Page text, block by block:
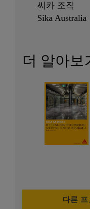
씨카 조직
Sika Australia
더 알아보
다른 프